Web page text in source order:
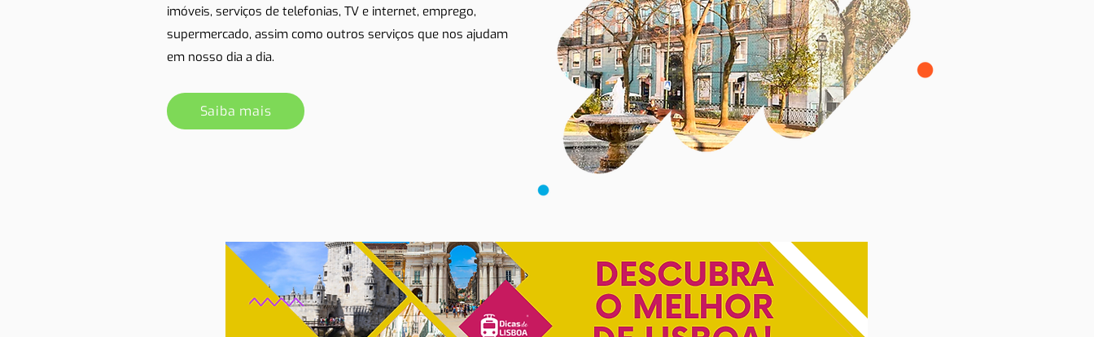
imóveis, serviços de telefonias, TV e internet, emprego,
supermercado, assim como outros serviços que nos ajudam
em nosso dia a dia.
Saiba mais